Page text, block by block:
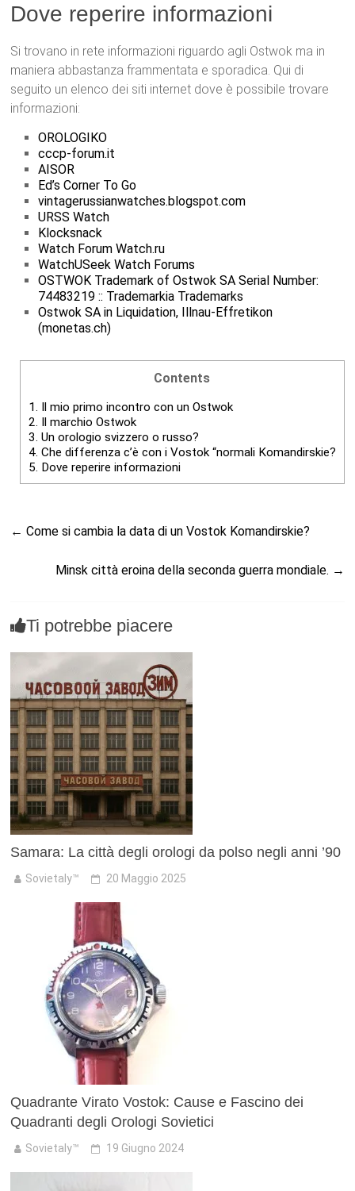
Dove reperire informazioni
Si trovano in rete informazioni riguardo agli Ostwok ma in
maniera abbastanza frammentata e sporadica. Qui di
seguito un elenco dei siti internet dove è possibile trovare
informazioni:
OROLOGIKO
cccp-forum.it
AISOR
Ed’s Corner To Go
vintagerussianwatches.blogspot.com
URSS Watch
Klocksnack
Watch Forum Watch.ru
WatchUSeek Watch Forums
OSTWOK Trademark of Ostwok SA Serial Number:
74483219 :: Trademarkia Trademarks
Ostwok SA in Liquidation, Illnau-Effretikon
(monetas.ch)
Contents
1. Il mio primo incontro con un Ostwok
2. Il marchio Ostwok
3. Un orologio svizzero o russo?
4. Che differenza c’è con i Vostok “normali Komandirskie?
5. Dove reperire informazioni
← Come si cambia la data di un Vostok Komandirskie?
Minsk città eroina della seconda guerra mondiale. →
Ti potrebbe piacere
Samara: La città degli orologi da polso negli anni ’90
Sovietaly™ 20 Maggio 2025
Quadrante Virato Vostok: Cause e Fascino dei
Quadranti degli Orologi Sovietici
Sovietaly™ 19 Giugno 2024